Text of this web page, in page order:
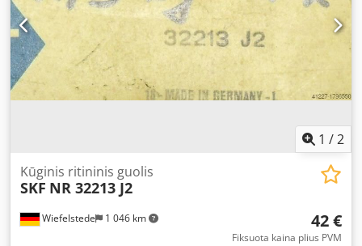
1 /2
Wiefelstede 1 046 km
Kūginis ritininis guolis
SKF NR 32213 J2
42 €
Fiksuota kaina plius PVM